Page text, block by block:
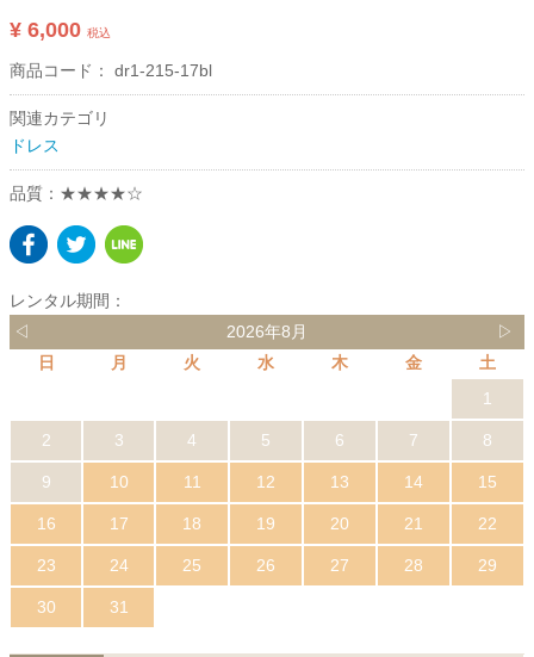
¥ 6,000 税込
商品コード： dr1-215-17bl
関連カテゴリ
ドレス
品質：★★★★☆
レンタル期間：
◁
2026年8月
▷
日
月 火 水 木 金
土
1
2 3 4 5 6 7 8
9 10 11 12 13 14 15
16 17 18 19 20 21 22
23 24 25 26 27 28 29
30 31